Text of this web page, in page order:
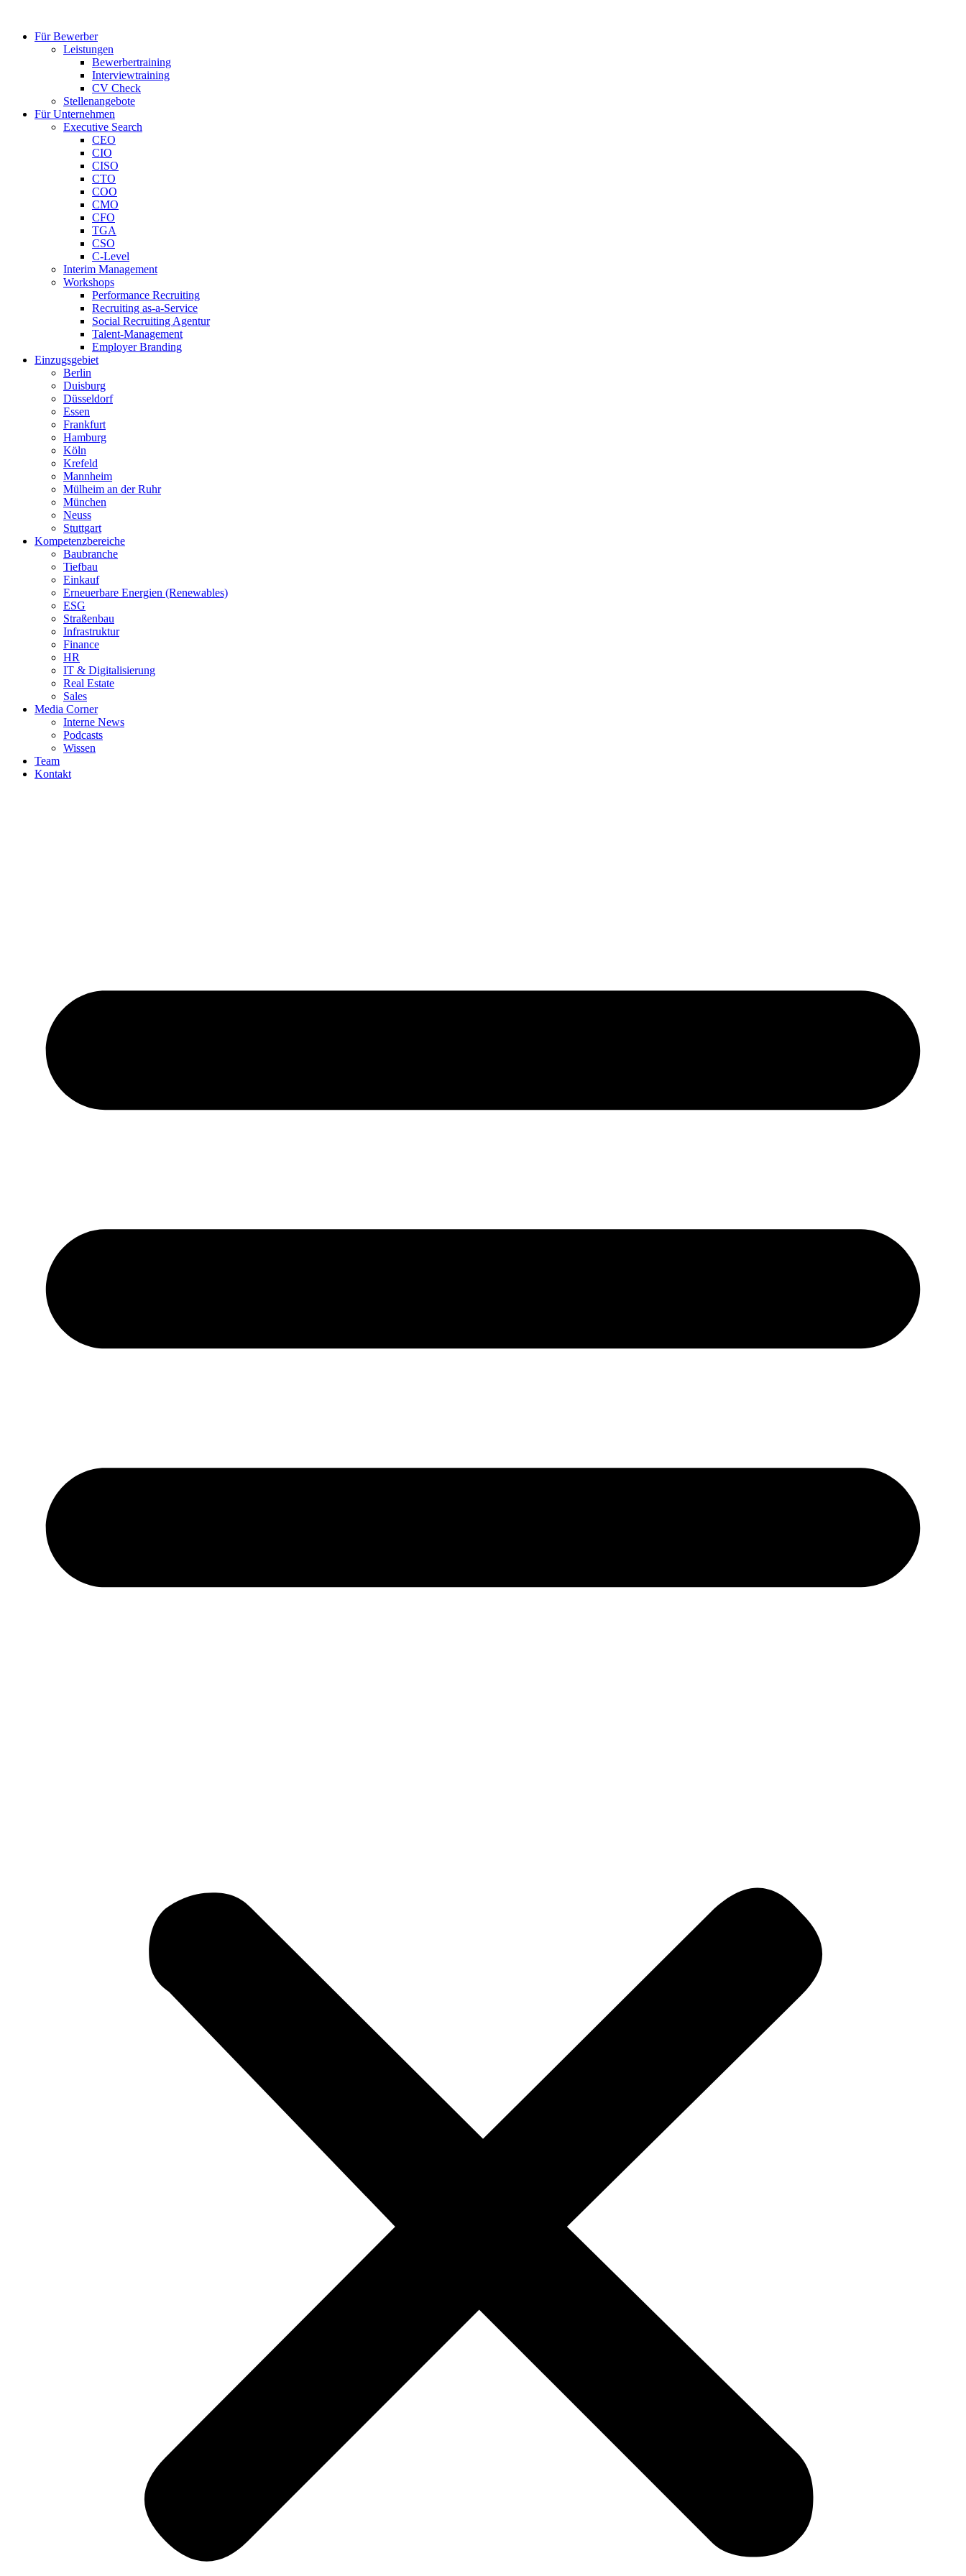
springenFür Bewerber
Leistungen
Bewerbertraining
Interviewtraining
CV Check
Stellenangebote
Für Unternehmen
Executive Search
CEO
CIO
CISO
CTO
COO
CMO
CFO
TGA
CSO
C-Level
Interim Management
Workshops
Performance Recruiting
Recruiting as-a-Service
Social Recruiting Agentur
Talent-Management
Employer Branding
Einzugsgebiet
Berlin
Duisburg
Düsseldorf
Essen
Frankfurt
Hamburg
Köln
Krefeld
Mannheim
Mülheim an der Ruhr
München
Neuss
Stuttgart
Kompetenzbereiche
Baubranche
Tiefbau
Einkauf
Erneuerbare Energien (Renewables)
ESG
Straßenbau
Infrastruktur
Finance
HR
IT & Digitalisierung
Real Estate
Sales
Media Corner
Interne News
Podcasts
Wissen
Team
Kontakt